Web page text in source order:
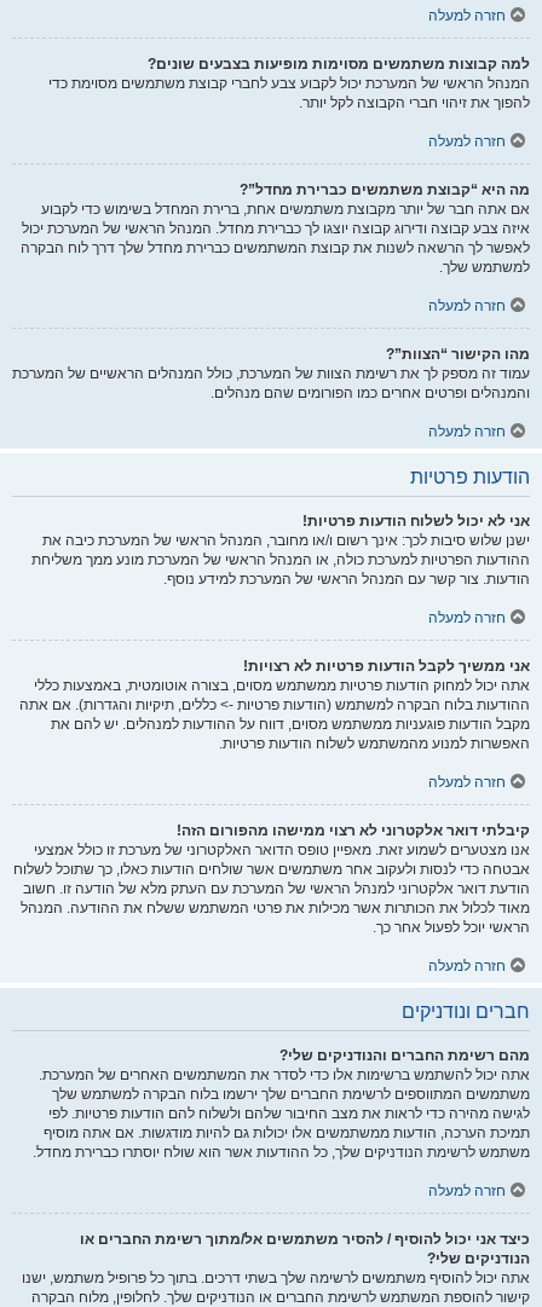
חזרה למעלה
למה קבוצות משתמשים מסוימות מופיעות בצבעים שונים?
המנהל הראשי של המערכת יכול לקבוע צבע לחברי קבוצת משתמשים מסוימת כדי
להפוך את זיהוי חברי הקבוצה לקל יותר.
חזרה למעלה
מה היא “קבוצת משתמשים כברירת מחדל”?
אם אתה חבר של יותר מקבוצת משתמשים אחת, ברירת המחדל בשימוש כדי לקבוע
איזה צבע קבוצה ודירוג קבוצה יוצגו לך כברירת מחדל. המנהל הראשי של המערכת יכול
לאפשר לך הרשאה לשנות את קבוצת המשתמשים כברירת מחדל שלך דרך לוח הבקרה
למשתמש שלך.
חזרה למעלה
מהו הקישור “הצוות”?
עמוד זה מספק לך את רשימת הצוות של המערכת, כולל המנהלים הראשיים של המערכת
והמנהלים ופרטים אחרים כמו הפורומים שהם מנהלים.
חזרה למעלה
הודעות פרטיות
אני לא יכול לשלוח הודעות פרטיות!
ישנן שלוש סיבות לכך: אינך רשום ו/או מחובר, המנהל הראשי של המערכת כיבה את
ההודעות הפרטיות למערכת כולה, או המנהל הראשי של המערכת מונע ממך משליחת
הודעות. צור קשר עם המנהל הראשי של המערכת למידע נוסף.
חזרה למעלה
אני ממשיך לקבל הודעות פרטיות לא רצויות!
אתה יכול למחוק הודעות פרטיות ממשתמש מסוים, בצורה אוטומטית, באמצעות כללי
ההודעות בלוח הבקרה למשתמש (הודעות פרטיות -> כללים, תיקיות והגדרות). אם אתה
מקבל הודעות פוגעניות ממשתמש מסוים, דווח על ההודעות למנהלים. יש להם את
האפשרות למנוע מהמשתמש לשלוח הודעות פרטיות.
חזרה למעלה
קיבלתי דואר אלקטרוני לא רצוי ממישהו מהפורום הזה!
אנו מצטערים לשמוע זאת. מאפיין טופס הדואר האלקטרוני של מערכת זו כולל אמצעי
אבטחה כדי לנסות ולעקוב אחר משתמשים אשר שולחים הודעות כאלו, כך שתוכל לשלוח
הודעת דואר אלקטרוני למנהל הראשי של המערכת עם העתק מלא של הודעה זו. חשוב
מאוד לכלול את הכותרות אשר מכילות את פרטי המשתמש ששלח את ההודעה. המנהל
הראשי יוכל לפעול אחר כך.
חזרה למעלה
חברים ונודניקים
מהם רשימת החברים והנודניקים שלי?
אתה יכול להשתמש ברשימות אלו כדי לסדר את המשתמשים האחרים של המערכת.
משתמשים המתווספים לרשימת החברים שלך ירשמו בלוח הבקרה למשתמש שלך
לגישה מהירה כדי לראות את מצב החיבור שלהם ולשלוח להם הודעות פרטיות. לפי
תמיכת הערכה, הודעות ממשתמשים אלו יכולות גם להיות מודגשות. אם אתה מוסיף
משתמש לרשימת הנודניקים שלך, כל ההודעות אשר הוא שולח יוסתרו כברירת מחדל.
חזרה למעלה
כיצד אני יכול להוסיף / להסיר משתמשים אל/מתוך רשימת החברים או
הנודניקים שלי?
אתה יכול להוסיף משתמשים לרשימה שלך בשתי דרכים. בתוך כל פרופיל משתמש, ישנו
קישור להוספת המשתמש לרשימת החברים או הנודניקים שלך. לחלופין, מלוח הבקרה